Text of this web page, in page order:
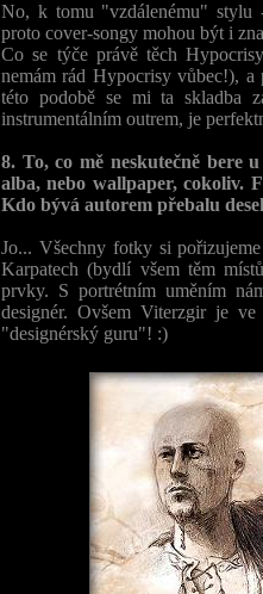
No, k tomu "vzdálenému" stylu
proto cover-songy mohou být i
Co se týče právě těch
nemám rád Hypocrisy vůbec!),
této podobě se mi ta skladba
instrumentálním outrem, je
8. To, co mě neskutečně bere
alba, nebo wallpaper, cokoliv.
Kdo bývá autorem přebalu
Jo... Všechny fotky si
Karpatech (bydlí všem těm
prvky. S portrétním uměním
designér. Ovšem Viterzgir je
"designérský guru"! :)